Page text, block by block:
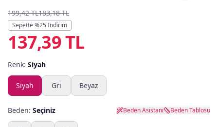
Markalar
Yazlık Pijama
Kampanyalar
Yeni Gelenler
199,42 TL183,18 TL
Sepette %25 İndirim
137,39 TL
Renk: Siyah
Siyah Gri Beyaz
Beden: Seçiniz Beden Asistanı Beden Tablosu